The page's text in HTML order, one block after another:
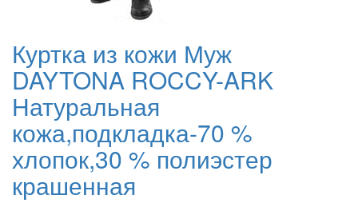
Куртка из кожи Муж
DAYTONA ROCCY-ARK
Натуральная
кожа,подкладка-70 %
хлопок,30 % полиэстер
крашенная